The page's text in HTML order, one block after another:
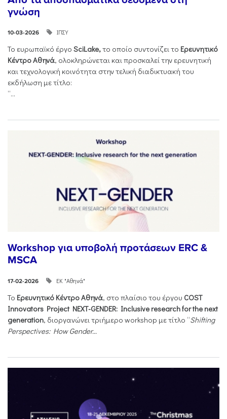
γνώση
10-03-2026 ΙΠΣΥ
Το ευρωπαϊκό έργο SciLake,το οποίο συντονίζει το Ερευνητικό
Κέντρο Αθηνά, ολοκληρώνεται και προσκαλεί την ερευνητική
και τεχνολογική κοινότητα στην τελική διαδικτυακή του
εκδήλωση με τίτλο:
“...
Workshop για υποβολή προτάσεων ERC &
MSCA
17-02-2026 ΕΚ "Αθηνά"
Το Ερευνητικό Κέντρο Αθηνά, στο πλαίσιο του έργου COST
Innovators Project NEXT-GENDER: Inclusive research for the next
generation, διοργανώνει τριήμερο workshop με τίτλο “Shifting
Perspectives: How Gender...